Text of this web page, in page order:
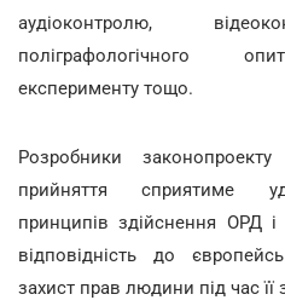
аудіоконтролю,
поліграфологічного
експерименту тощо.
Розробники
прийняття сприятиме
принципів здійснення ОРД
відповідність до
захист прав людини під час її